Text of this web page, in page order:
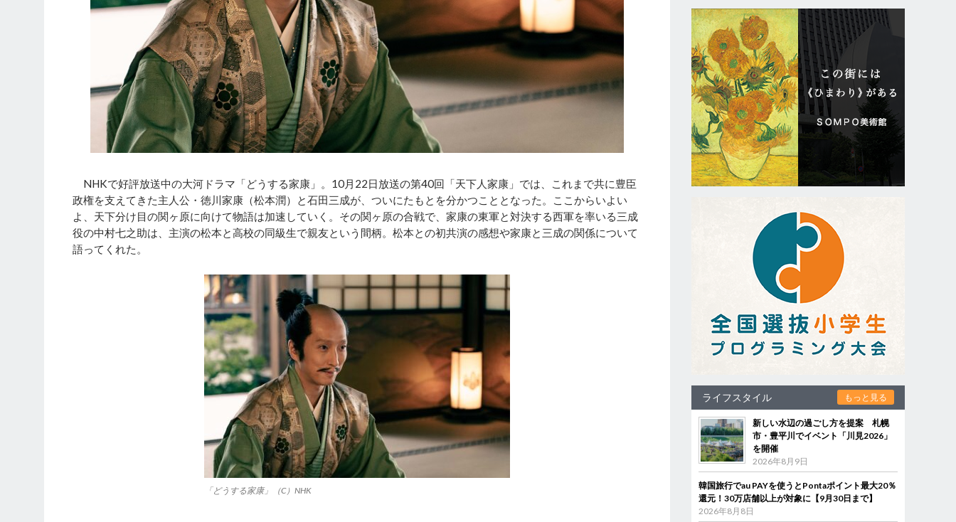
NHKで好評放送中の大河ドラマ「どうする家康」。10月22日放送の第40回「天下人家康」では、これまで共に豊臣
政権を支えてきた主人公・徳川家康（松本潤）と石田三成が、ついにたもとを分かつこととなった。ここからいよい
よ、天下分け目の関ヶ原に向けて物語は加速していく。その関ヶ原の合戦で、家康の東軍と対決する西軍を率いる三成
役の中村七之助は、主演の松本と高校の同級生で親友という間柄。松本との初共演の感想や家康と三成の関係について
語ってくれた。
「どうする家康」（C）NHK
ライフスタイル もっと見る
新しい水辺の過ごし方を提案 札幌
市・豊平川でイベント「川見2026」
を開催
2026年8月9日
韓国旅行でau PAYを使うとPontaポイント最大20％
還元！30万店舗以上が対象に【9月30日まで】
2026年8月8日